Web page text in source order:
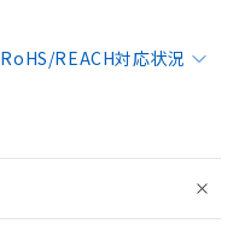
RoHS/REACH対応状況